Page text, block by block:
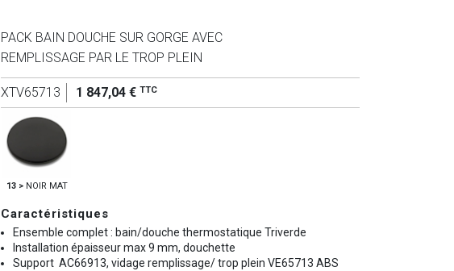
PACK BAIN DOUCHE SUR GORGE AVEC
REMPLISSAGE PAR LE TROP PLEIN
XTV65713 1 847,04 € TTC
13 >NOIR MAT
Caractéristiques
Ensemble complet : bain/douche thermostatique Triverde
Installation épaisseur max 9 mm, douchette
Support AC66913, vidage remplissage/ trop plein VE65713 ABS